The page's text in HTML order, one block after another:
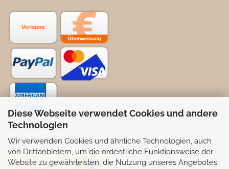
Diese Webseite verwendet Cookies und andere
Technologien
Wir verwenden Cookies und ähnliche Technologien, auch
von Drittanbietern, um die ordentliche Funktionsweise der
Website zu gewährleisten, die Nutzung unseres Angebotes
Selbstabhollung möglich